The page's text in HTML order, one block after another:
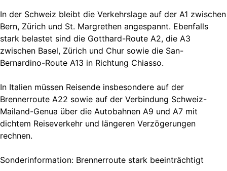
In der Schweiz bleibt die Verkehrslage auf der A1 zwischen
Bern, Zürich und St. Margrethen angespannt. Ebenfalls
stark belastet sind die Gotthard-Route A2, die A3
zwischen Basel, Zürich und Chur sowie die San-
Bernardino-Route A13 in Richtung Chiasso.
In Italien müssen Reisende insbesondere auf der
Brennerroute A22 sowie auf der Verbindung Schweiz-
Mailand-Genua über die Autobahnen A9 und A7 mit
dichtem Reiseverkehr und längeren Verzögerungen
rechnen.
Sonderinformation: Brennerroute stark beeinträchtigt